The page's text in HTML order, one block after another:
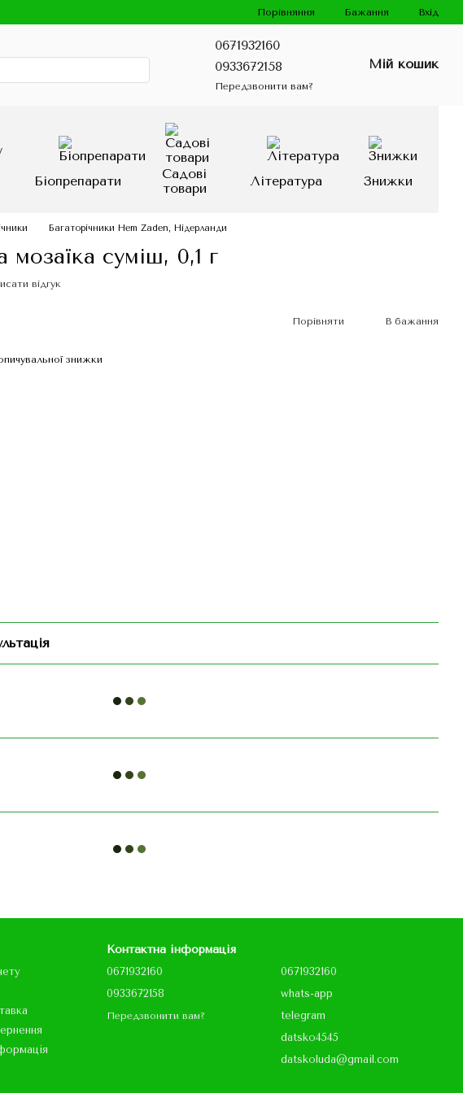
Порівняння Бажання Вхід
0671932160
0933672158
Передзвонити вам?
Мій кошик
Біопрепарати
Садові
товари
Література Знижки
Багаторічники Hem Zaden, Нідерланди
мозаїка суміш, 0,1 г
відгук
Порівняти В бажання
знижки
Контактна інформація
0671932160
0933672158
Передзвонити вам?
0671932160
whats-app
telegram
datsko4545
datskoluda@gmail.com